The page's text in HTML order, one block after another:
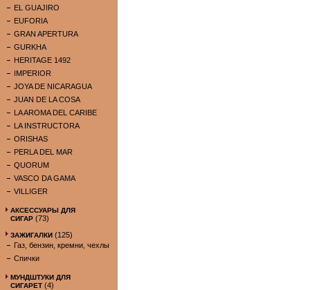
EL GUAJIRO
EUFORIA
GRAN APERTURA
GURKHA
HERITAGE 1492
IMPERIOR
JOYA DE NICARAGUA
JUAN DE LA COSA
LA AROMA DEL CARIBE
LA INSTRUCTORA
ORISHAS
PERLA DEL MAR
QUORUM
VASCO DA GAMA
VILLIGER
АКСЕССУАРЫ ДЛЯ
СИГАР (73)
ЗАЖИГАЛКИ (125)
Газ, бензин, кремни, чехлы
Спички
МУНДШТУКИ ДЛЯ
СИГАРЕТ (4)